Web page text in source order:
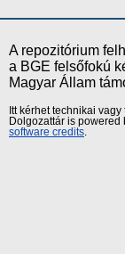
A repozitórium
a BGE felsőfokú
Magyar Állam
Itt kérhet technikai
Dolgozattár is powered
software credits